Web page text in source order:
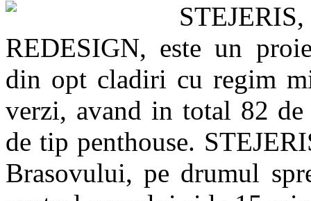
REDESIGN, este un
din opt cladiri cu regim
verzi, avand in total 82
de tip penthouse.
Brasovului, pe drumul